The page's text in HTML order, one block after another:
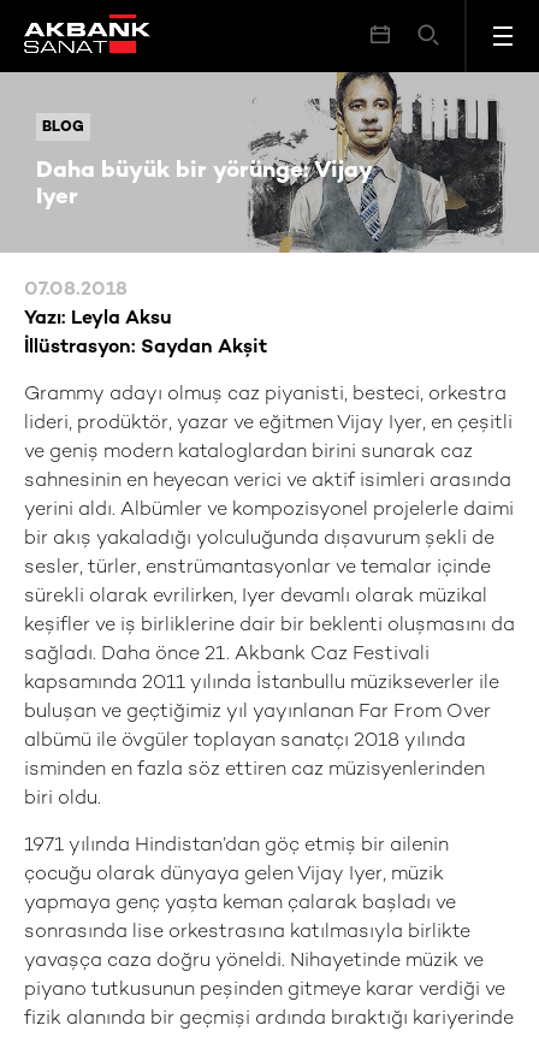
BLOG
Daha büyük bir yörünge: Vijay
Iyer
BLOG Daha büyük bir yörünge: Vijay Iyer
07.08.2018
Yazı: Leyla Aksu
İllüstrasyon: Saydan Akşit
Grammy adayı olmuş caz piyanisti, besteci, orkestra
lideri, prodüktör, yazar ve eğitmen Vijay Iyer, en çeşitli
ve geniş modern kataloglardan birini sunarak caz
sahnesinin en heyecan verici ve aktif isimleri arasında
yerini aldı. Albümler ve kompozisyonel projelerle daimi
bir akış yakaladığı yolculuğunda dışavurum şekli de
sesler, türler, enstrümantasyonlar ve temalar içinde
sürekli olarak evrilirken, Iyer devamlı olarak müzikal
keşifler ve iş birliklerine dair bir beklenti oluşmasını da
sağladı. Daha önce 21. Akbank Caz Festivali
kapsamında 2011 yılında İstanbullu müzikseverler ile
buluşan ve geçtiğimiz yıl yayınlanan Far From Over
albümü ile övgüler toplayan sanatçı 2018 yılında
isminden en fazla söz ettiren caz müzisyenlerinden
biri oldu.
1971 yılında Hindistan’dan göç etmiş bir ailenin
çocuğu olarak dünyaya gelen Vijay Iyer, müzik
yapmaya genç yaşta keman çalarak başladı ve
sonrasında lise orkestrasına katılmasıyla birlikte
yavaşça caza doğru yöneldi. Nihayetinde müzik ve
piyano tutkusunun peşinden gitmeye karar verdiği ve
fizik alanında bir geçmişi ardında bıraktığı kariyerinde